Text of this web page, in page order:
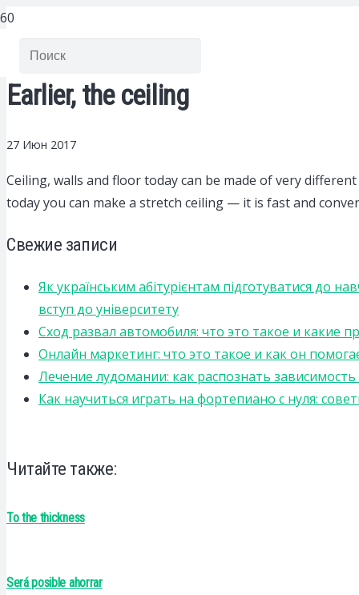
Earlier, the ceiling
27 Июн 2017
Ceiling, walls and floor today can be made of very
today you can make a stretch ceiling — it is fast and
Свежие записи
Як українським абітурієнтам підготуватися до
вступ до університету
Сход развал автомобиля: что это такое и какие
Онлайн маркетинг: что это такое и как он
Лечение лудомании: как распознать
Как научиться играть на фортепиано с нуля:
Читайте также:
To the thickness
Será posible ahorrar